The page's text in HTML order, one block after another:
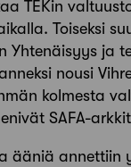
TEKin
Toiseksi
Yhtenäisyys ja
nousi
kolmesta
SAFA-
ääniä annettiin